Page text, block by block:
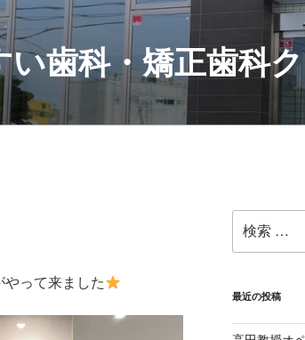
歯科・矯正歯科
やって来ました
索:
最近の投稿